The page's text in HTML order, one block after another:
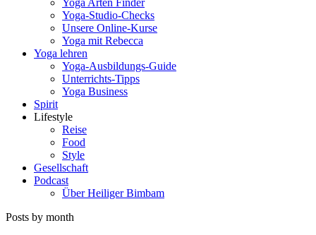
Yoga Arten Finder
Yoga-Studio-Checks
Unsere Online-Kurse
Yoga mit Rebecca
Yoga lehren
Yoga-Ausbildungs-Guide
Unterrichts-Tipps
Yoga Business
Spirit
Lifestyle
Reise
Food
Style
Gesellschaft
Podcast
Über Heiliger Bimbam
Posts by month